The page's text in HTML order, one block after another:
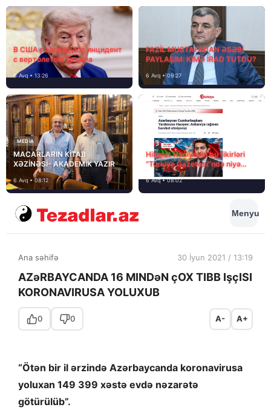
В США расследуют инцидент
с вертолетом Трампа
6 Avq • 13:26
FAZİL MUSTAFADAN ƏSƏBİ
PAYLAŞIM: KİMƏ İRAD TUTDU?
6 Avq • 09:27
MEDİA
MACARLARIN KİTAB
XƏZİNƏSİ- AKADEMİK YAZIR
6 Avq • 08:12
Hikmət Hacıyevin bu fikirləri
“Türkiye Gazetesi”ndə niyə
təhrif edilib?
6 Avq • 08:02
Menyu
Ana səhifə 30 İyun 2021 / 13:19
AZəRBAYCANDA 16 MINDəN çOX TIBB IşçISI
KORONAVIRUSA YOLUXUB
0 0 A- A+
“Ötən bir il ərzində Azərbaycanda koronavirusa
yoluxan 149 399 xəstə evdə nəzarətə
götürülüb”.